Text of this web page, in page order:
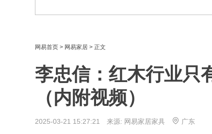
网易首页 > 网易家居 > 正文
李忠信：红木行业只
（内附视频）
2025-03-21 15:27:21 来源: 网易家居家具 广东